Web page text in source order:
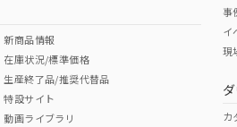
新商品情報
在庫状況/標準価格
生産終了品/推奨代替品
特設サイト
動画ライブラリ
事
イ
現
カ